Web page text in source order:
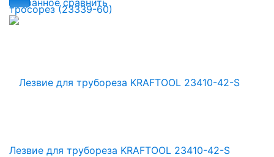
Лезвие для трубореза KRAFTOOL 23410-42-S